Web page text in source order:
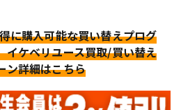
に購入可能な買い替えプログ
イケベリユース買取/買い替え
ン詳細はこちら